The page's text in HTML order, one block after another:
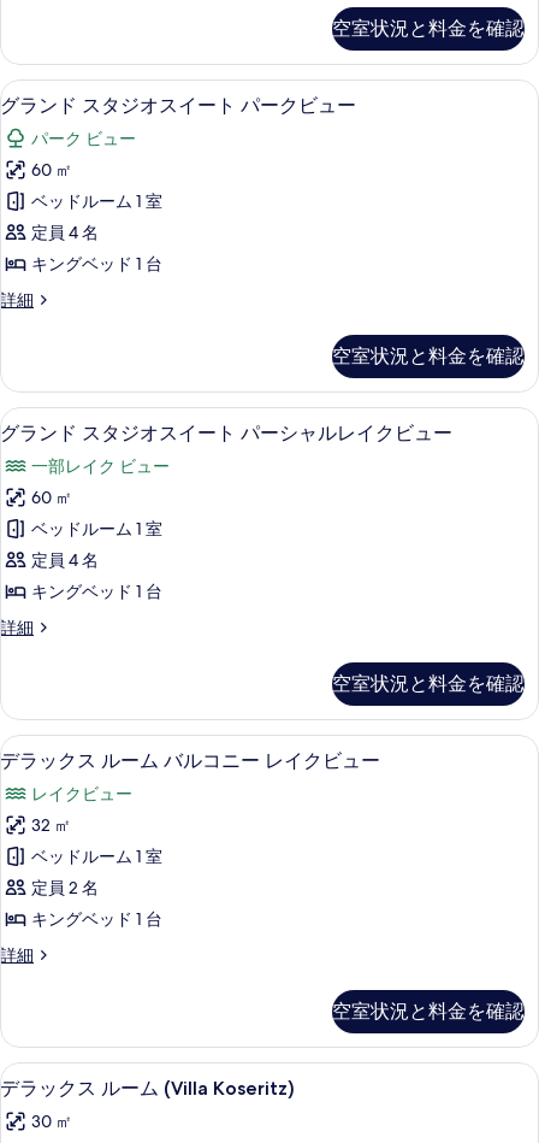
の
す
べ
て
の
写
真
表
す
る
ー
の
詳
細
べ
て
の
写
真
を
表
示
す
ル
ー
ム
の
詳
細
空室状況と料金を確認
グ
ラ
ン
ド
ス
タ
オ
イ
ー
ト
パ
ー
ク
ビ
ュ
ー
べ
て
の
写
真
を
表
す
グランド スタジオスイート パーク
4
グランド スタジオスイート パークビュー
パーク ビュー
60 ㎡
ベッドルーム 1 室
定員 4 名
キングベッド 1 台
詳細
グ
ス
タ
ジ
ス
イ
ー
ト
パ
ー
ク
ビ
詳
細
空室状況と料金を確認
グ
ン
ド
ス
タ
オ
イ
ー
ト
パ
ー
シ
ャ
ル
レ
ビ
ュ
ー
グランド スタジオスイート パーシ
4
グランド スタジオスイート パーシャルレイクビュー
一部レイク ビュー
60 ㎡
ベッドルーム 1 室
定員 4 名
キングベッド 1 台
詳細
グ
ス
タ
ジ
ス
イ
ー
ト
パ
ー
シ
ャ
ク
ビ
ュ
ー
の
空室状況と料金を確認
デ
ッ
ク
ス
ル
ム
ル
コ
ニ
ー
デラックス ルーム バルコニー レイ
11
デラックス ルーム バルコニー レイクビュー
レイクビュー
32 ㎡
ベッドルーム 1 室
定員 2 名
キングベッド 1 台
詳細
デ
ス
ル
ー
バ
空室状況と料金を確認
デ
ラ
デラックス ルーム (Villa Koseritz) |
6
デラックス ルーム (Villa Koseritz)
30 ㎡